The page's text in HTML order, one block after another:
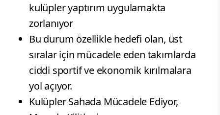
kulüpler yaptırım uygulamakta
zorlanıyor
Bu durum özellikle hedefi olan, üst
sıralar için mücadele eden takımlarda
ciddi sportif ve ekonomik kırılmalara
yol açıyor.
Kulüpler Sahada Mücadele Ediyor,